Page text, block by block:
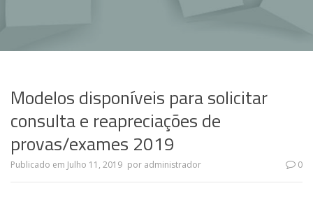
Modelos disponíveis para solicitar
consulta e reapreciações de
provas/exames 2019
Publicado em Julho 11, 2019 por administrador 0